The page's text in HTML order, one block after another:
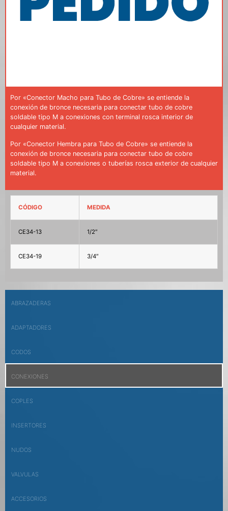
ABRAZADERAS
ADAPTADORES
CODOS
CONEXIONES
COPLES
INSERTORES
NUDOS
VALVULAS
ACCESORIOS
Por «Conector Macho para Tubo de Cobre» se entiende la
conexión de bronce necesaria para conectar tubo de cobre
soldable tipo M a conexiones con terminal rosca interior de
cualquier material.
Por «Conector Hembra para Tubo de Cobre» se entiende la
conexión de bronce necesaria para conectar tubo de cobre
soldable tipo M a conexiones o tuberías rosca exterior de cualquier
material.
CÓDIGO MEDIDA
CE34-13 1/2″
CE34-19 3/4″